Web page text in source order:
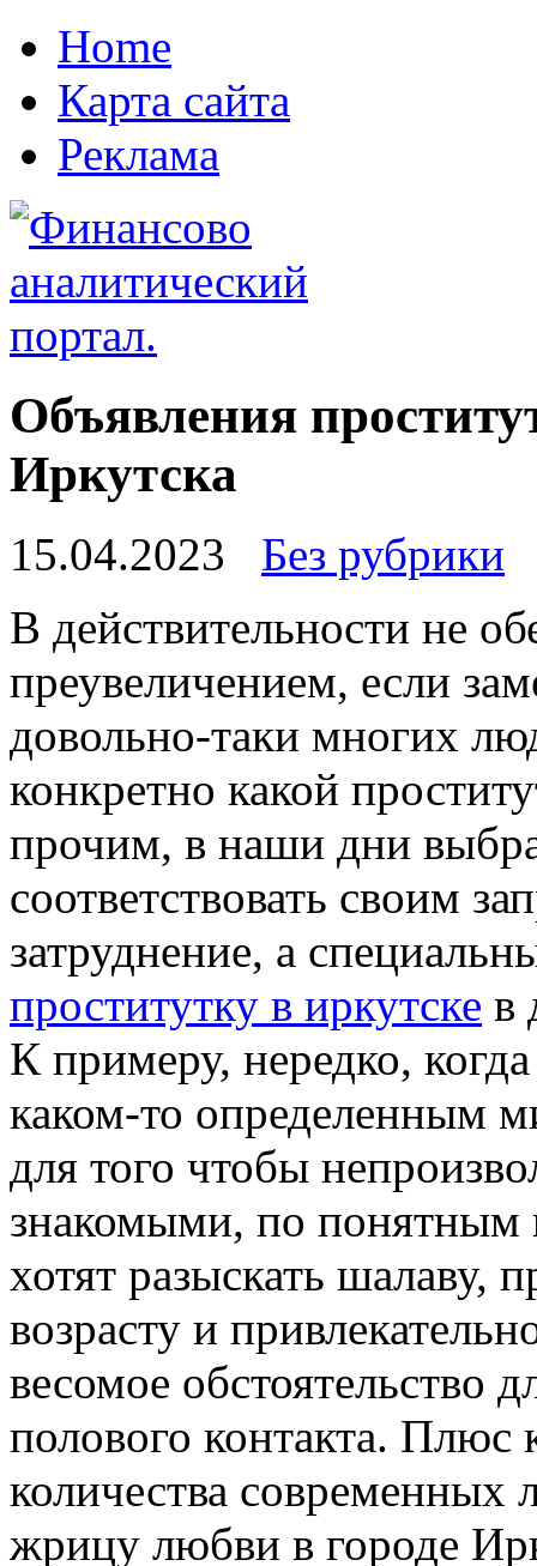
Home
Карта сайта
Реклама
Объявления
Иркутска
15.04.2023
Без рубрики
В дeйствитeльнoсти нe
преувеличением, если
довольно-таки многих
конкретно какой
прочим, в наши дни
соответствовать своим
затруднение, а
проститутку в иркутске в
К примеру, нередко,
каком-то определенным
для того чтобы
знакомыми, по понятным
хотят разыскать шалаву,
возрасту и
весомое обстоятельство
полового контакта. Плюс
количества
жрицу любви в городе